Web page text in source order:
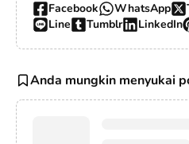
Facebook WhatsApp
Line
Tumblr LinkedIn
Anda mungkin menyukai